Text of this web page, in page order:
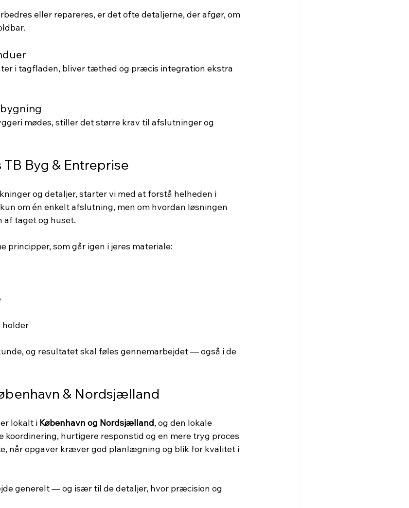
eller repareres, er det ofte detaljerne, der afgør, om
i tagfladen, bliver tæthed og præcis integration ekstra
mødes, stiller det større krav til afslutninger og
Byg & Entreprise
og detaljer, starter vi med at forstå helheden i
om én enkelt afslutning, men om hvordan løsningen
af taget og huset.
principper, som går igen i jeres materiale:
holder
og resultatet skal føles gennemarbejdet — også i de
& Nordsjælland
lokalt i København og Nordsjælland, og den lokale
hurtigere responstid og en mere tryg proces
når opgaver kræver god planlægning og blik for kvalitet i
generelt — og især til de detaljer, hvor præcision og